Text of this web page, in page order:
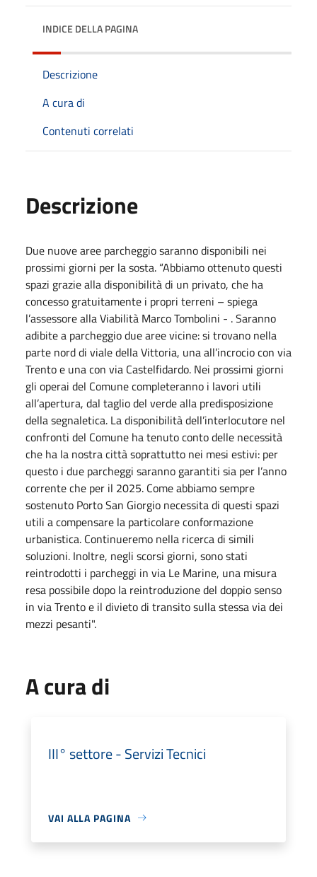
INDICE DELLA PAGINA
Descrizione
A cura di
Contenuti correlati
Descrizione
Due nuove aree parcheggio saranno disponibili nei
prossimi giorni per la sosta. “Abbiamo ottenuto questi
spazi grazie alla disponibilità di un privato, che ha
concesso gratuitamente i propri terreni – spiega
l’assessore alla Viabilità Marco Tombolini - . Saranno
adibite a parcheggio due aree vicine: si trovano nella
parte nord di viale della Vittoria, una all’incrocio con via
Trento e una con via Castelfidardo. Nei prossimi giorni
gli operai del Comune completeranno i lavori utili
all’apertura, dal taglio del verde alla predisposizione
della segnaletica. La disponibilità dell’interlocutore nel
confronti del Comune ha tenuto conto delle necessità
che ha la nostra città soprattutto nei mesi estivi: per
questo i due parcheggi saranno garantiti sia per l’anno
corrente che per il 2025. Come abbiamo sempre
sostenuto Porto San Giorgio necessita di questi spazi
utili a compensare la particolare conformazione
urbanistica. Continueremo nella ricerca di simili
soluzioni. Inoltre, negli scorsi giorni, sono stati
reintrodotti i parcheggi in via Le Marine, una misura
resa possibile dopo la reintroduzione del doppio senso
in via Trento e il divieto di transito sulla stessa via dei
mezzi pesanti".
A cura di
III° settore - Servizi Tecnici
VAI ALLA PAGINA